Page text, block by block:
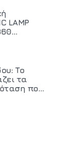
LAMP
πήχη
Το
τα
που